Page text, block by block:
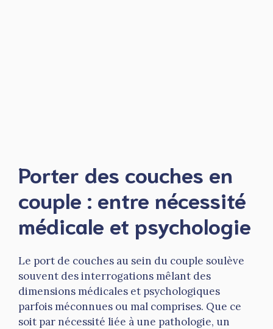
Porter des couches en
couple : entre nécessité
médicale et psychologie
Le port de couches au sein du couple soulève
souvent des interrogations mêlant des
dimensions médicales et psychologiques
parfois méconnues ou mal comprises. Que ce
soit par nécessité liée à une pathologie, un